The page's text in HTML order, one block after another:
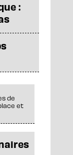
:
de
et